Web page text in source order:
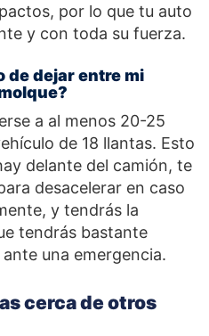
por lo que tu auto
y con toda su fuerza.
de dejar entre mi
a al menos 20-25
de 18 llantas. Esto
delante del camión, te
desacelerar en caso
y tendrás la
tendrás bastante
una emergencia.
cerca de otros